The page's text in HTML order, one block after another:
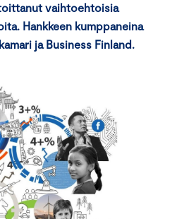
vaihtoehtoisia
Hankkeen kumppaneina
ja Business Finland.